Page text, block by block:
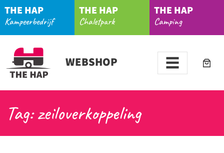
THE HAP
Kampeerbedrijf
THE HAP
Chaletpark
THE HAP
Camping
WEBSHOP
Tag: zeiloverkoppeling